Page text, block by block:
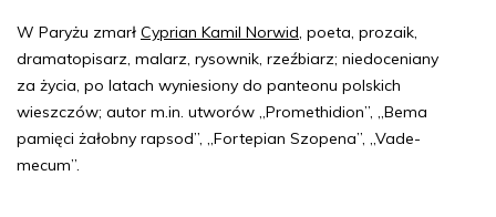
W Paryżu zmarł Cyprian Kamil Norwid, poeta, prozaik,
dramatopisarz, malarz, rysownik, rzeźbiarz; niedoceniany
za życia, po latach wyniesiony do panteonu polskich
wieszczów; autor m.in. utworów „Promethidion”, „Bema
pamięci żałobny rapsod”, „Fortepian Szopena”, „Vade-
mecum”.